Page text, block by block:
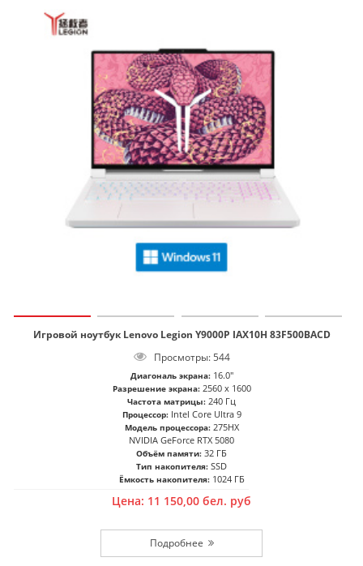
Игровой ноутбук Lenovo Legion Y9000P IAX10H 83F500BACD
Просмотры: 544
Диагональ экрана: 16.0"
Разрешение экрана: 2560 x 1600
Частота матрицы: 240 Гц
Процессор: Intel Core Ultra 9
Модель процессора: 275HX
NVIDIA GeForce RTX 5080
Объём памяти: 32 ГБ
Тип накопителя: SSD
Ёмкость накопителя: 1024 ГБ
Цена: 11 150,00 бел. руб